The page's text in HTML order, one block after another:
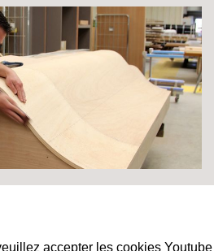
accepter les cookies Youtube